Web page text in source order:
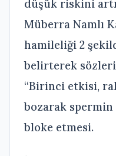
düşük riskini
Müberra Namlı
hamileliği 2
belirterek
“Birinci etkisi,
bozarak
bloke etmesi.